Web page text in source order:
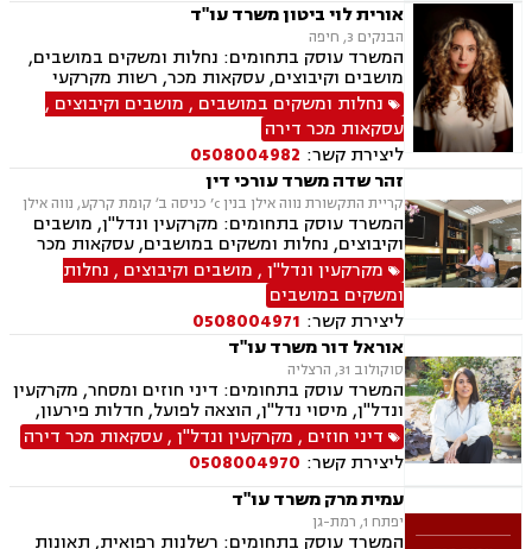
אורית לוי ביטון משרד עו"ד
הבנקים 3, חיפה
המשרד עוסק בתחומים: נחלות ומשקים במושבים,
מושבים וקיבוצים, עסקאות מכר, רשות מקרקעי
ישראל, מיסוי מקרקעין, הסדרת נחלות, עסקאות
פל"ח (פעילות לא חקלאית), ייפוי כוח מתמשך,
ירושות וצוואות.
נחלות ומשקים במושבים , מושבים וקיבוצים ,
עסקאות מכר דירה
ליצירת קשר: 0508004982
זהר שדה משרד עורכי דין
קריית התקשורת נווה אילן בנין c’ כניסה ב׳ קומת קרקע, נווה אילן
המשרד עוסק בתחומים: מקרקעין ונדל"ן, מושבים
וקיבוצים, נחלות ומשקים במושבים, עסקאות מכר
דירה, מיסוי נדל"ן, ייפוי כוח מתמשך, הסכמי ממון,
חלוקת רכוש, עסקאות מתנה, אפוטרופסות, רשויות
מקומיות, אגודות שיתופיות, גישור ובוררות, דיני
חוזים.
מקרקעין ונדל"ן, מושבים וקיבוצים , נחלות
ומשקים במושבים
ליצירת קשר: 0508004971
אוראל דור משרד עו"ד
סוקולוב 31, הרצליה
המשרד עוסק בתחומים: דיני חוזים ומסחר, מקרקעין
ונדל"ן, מיסוי נדל"ן, הוצאה לפועל, חדלות פירעון,
גביית חובות, משפט אזרחי.
דיני חוזים , מקרקעין ונדל"ן,עסקאות מכר דירה
ליצירת קשר: 0508004970
עמית מרק משרד עו"ד
יפתח 1, רמת-גן
המשרד עוסק בתחומים: רשלנות רפואית, תאונות